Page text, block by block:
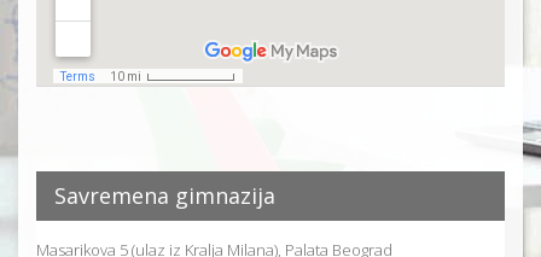
Savremena gimnazija
Masarikova 5 (ulaz iz Kralja Milana), Palata Beograd